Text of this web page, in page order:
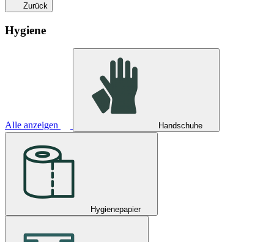
Zurück
Hygiene
Alle anzeigen Handschuhe
Hygienepapier